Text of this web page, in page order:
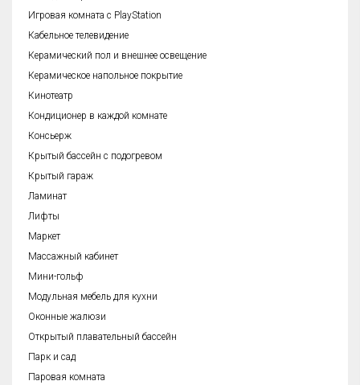
Игровая комната с PlayStation
Кабельное телевидение
Керамический пол и внешнее освещение
Керамическое напольное покрытие
Кинотеатр
Кондиционер в каждой комнате
Консьерж
Крытый бассейн с подогревом
Крытый гараж
Ламинат
Лифты
Маркет
Массажный кабинет
Мини-гольф
Модульная мебель для кухни
Оконные жалюзи
Открытый плавательный бассейн
Парк и сад
Паровая комната